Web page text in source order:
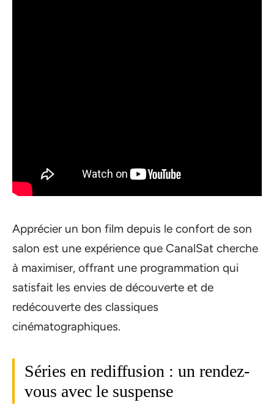
Apprécier un bon film depuis le confort de son
salon est une expérience que CanalSat cherche
à maximiser, offrant une programmation qui
satisfait les envies de découverte et de
redécouverte des classiques
cinématographiques.
Séries en rediffusion : un rendez-
vous avec le suspense